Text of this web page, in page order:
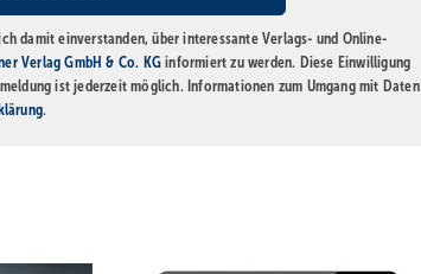
damit einverstanden, über interessante Verlags- und Online-
Verlag GmbH & Co. KGinformiert zu werden. Diese Einwilligung
ist jederzeit möglich. Informationen zum Umgang mit Daten
.